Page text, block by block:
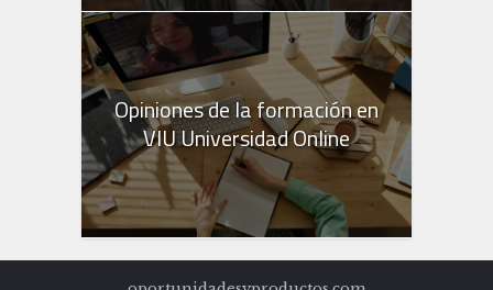
Opiniones de la formación en
VIU Universidad Online